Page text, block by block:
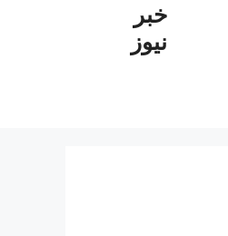
خبر
نیوز